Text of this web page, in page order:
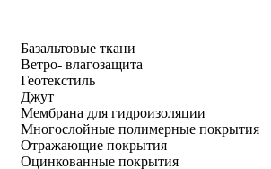
Базальтовые ткани
Ветро- влагозащита
Геотекстиль
Джут
Мембрана для гидроизоляции
Многослойные полимерные покрытия
Отражающие покрытия
Оцинкованные покрытия